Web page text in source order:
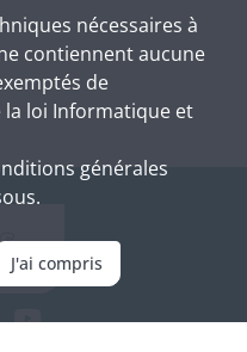
nécessaires à
contiennent aucune
de
la loi Informatique et
générales
J'ai compris